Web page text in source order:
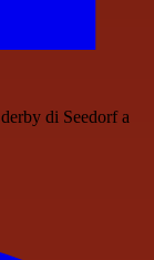
di Seedorf a